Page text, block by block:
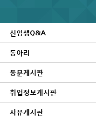
신입생Q&A
동아리
동문게시판
취업정보게시판
자유게시판